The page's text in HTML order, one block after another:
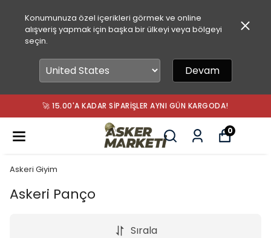
Konumunuza özel içerikleri görmek ve online
alışveriş yapmak için başka bir ülkeyi veya bölgeyi
seçin.
Devam
🚀 15.00'A KADAR SIPARIŞLER AYNI GÜN KARGODA!
0
Askeri Giyim
Askeri Panço
Sırala